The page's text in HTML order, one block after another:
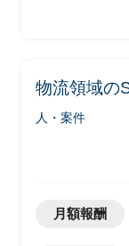
物流領域の
人・案件
月額報酬